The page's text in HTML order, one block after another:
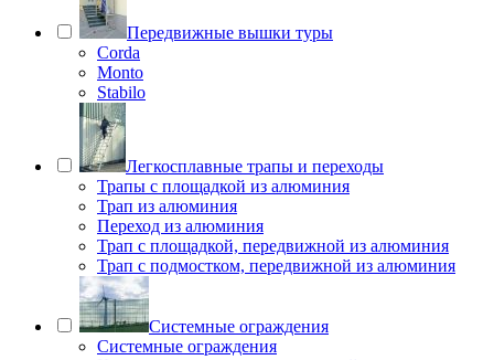
Передвижные вышки туры
Corda
Monto
Stabilo
Легкосплавные трапы и переходы
Трапы с площадкой из алюминия
Трап из алюминия
Переход из алюминия
Трап с площадкой, передвижной из алюминия
Трап с подмостком, передвижной из алюминия
Системные ограждения
Системные ограждения